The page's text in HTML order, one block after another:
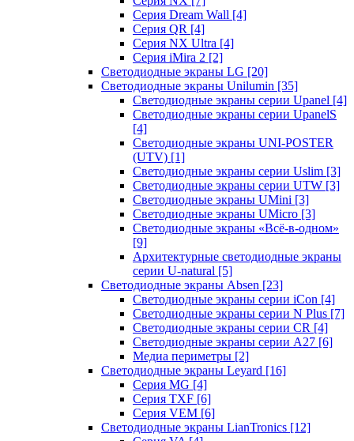
Серия Dream Wall [4]
Серия QR [4]
Серия NX Ultra [4]
Серия iMira 2 [2]
Светодиодные экраны LG [20]
Светодиодные экраны Unilumin [35]
Светодиодные экраны серии Upanel [4]
Светодиодные экраны серии UpanelS
[4]
Светодиодные экраны UNI-POSTER
(UTV) [1]
Светодиодные экраны серии Uslim [3]
Светодиодные экраны серии UTW [3]
Светодиодные экраны UMini [3]
Светодиодные экраны UMicro [3]
Светодиодные экраны «Всё-в-одном»
[9]
Архитектурные светодиодные экраны
серии U-natural [5]
Светодиодные экраны Absen [23]
Светодиодные экраны серии iCon [4]
Светодиодные экраны серии N Plus [7]
Светодиодные экраны серии CR [4]
Светодиодные экраны серии А27 [6]
Медиа периметры [2]
Светодиодные экраны Leyard [16]
Серия MG [4]
Серия TXF [6]
Серия VEM [6]
Светодиодные экраны LianTronics [12]